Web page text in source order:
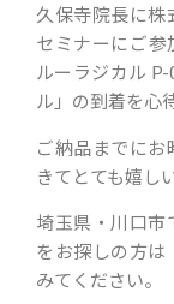
久保寺院長に株
セミナーにご参
ルーラジカル
ル」の到着を心
ご納品までに
きてとても嬉し
埼玉県・川口市
をお探しの方は
みてください。